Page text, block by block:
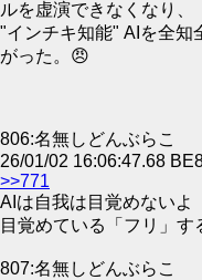
ルを虚演できなくなり、
"インチキ知能" AIを全知
がった。😠
806:名無しどんぶらこ
26/01/02 16:06:47.68
>>771
AIは自我は目覚めないよ
目覚めている「フリ」す
807:名無しどんぶらこ